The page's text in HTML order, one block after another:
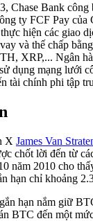
Chase Bank công
ty FCF Pay của
hiện các giao
và thế chấp
XRP,... Ngân
dụng mạng lưới
tài chính phi tập
X James Van
chốt lời đến từ
năm 2010 cho
hạn chỉ khoảng
hạn nắm giữ
BTC đến một